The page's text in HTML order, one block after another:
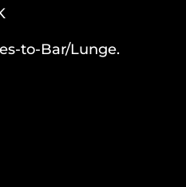
to-Bar/Lunge.